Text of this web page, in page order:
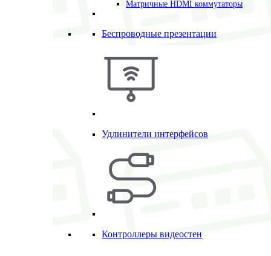
Матричные HDMI коммутаторы
Беспроводные презентации
Удлинители интерфейсов
Контроллеры видеостен